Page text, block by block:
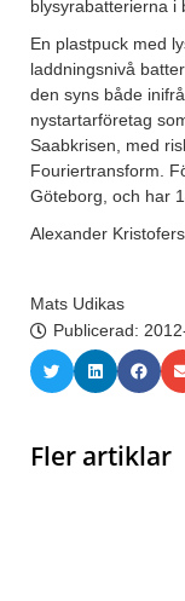
blysyrabatterierna i
En plastpuck med
laddningsnivå
den syns både
nystartarföretag
Saabkrisen, med
Fouriertransform.
Göteborg, och har
Alexander
Mats Udikas
Publicerad:
Fler artiklar